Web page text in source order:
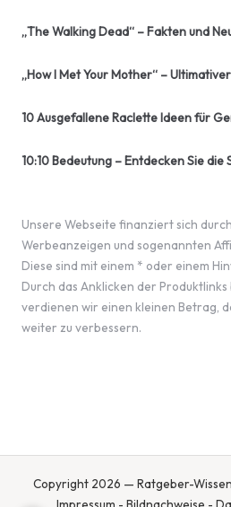
„The Walking Dead“ – Fakten und
„How I Met Your Mother“ –
10 Ausgefallene Raclette Ideen für
10:10 Bedeutung – Entdecken Sie die
Unsere Webseite finanziert sich
Werbeanzeigen und sogenannten
Diese sind mit einem * oder einem
Durch das Anklicken der
verdienen wir einen kleinen Betrag,
weiter zu verbessern.
Copyright 2026 — Ratgeber-